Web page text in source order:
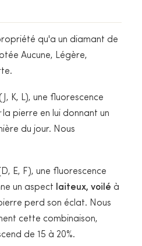
qu'a un diamant de
Aucune, Légère,
K, L), une fluorescence
la pierre en lui donnant un
du jour. Nous
E, F), une fluorescence
un aspect laiteux, voilé à
perd son éclat. Nous
cette combinaison,
de 15 à 20%.